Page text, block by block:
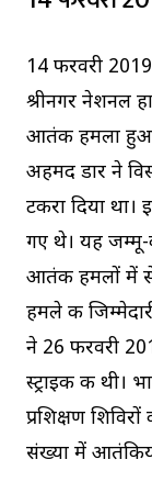
14 फरवरी
श्रीनगर नेशनल
आतंकी हमला
अहमद डार ने
टकरा दिया
गए थे। यह जम्मू-
आतंकी हमलों में
हमले की
ने 26 फरवरी
स्ट्राइक की
प्रशिक्षण
संख्या में